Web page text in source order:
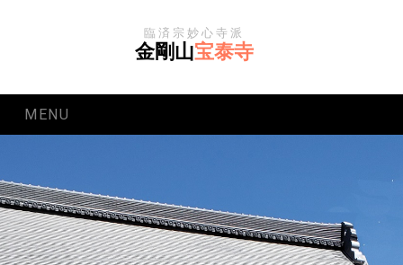
臨済宗妙心寺派
金剛山宝泰寺
MENU